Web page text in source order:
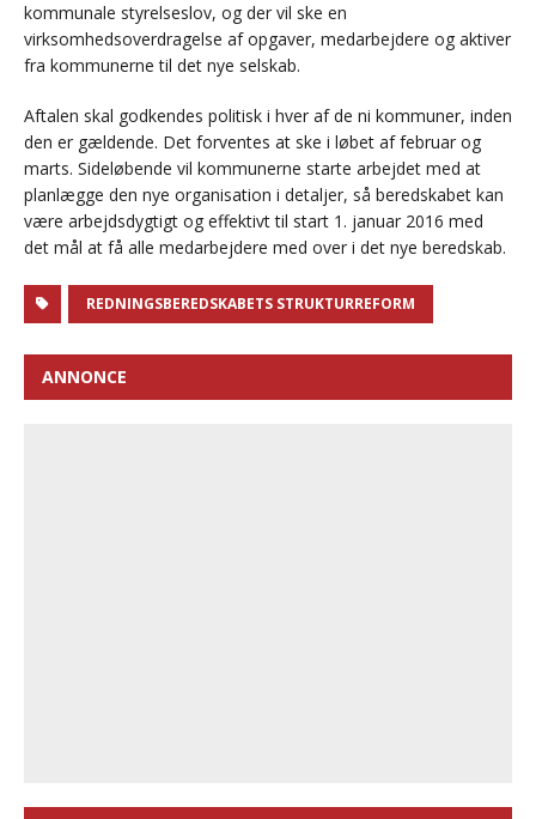
kommunale styrelseslov, og der vil ske en
virksomhedsoverdragelse af opgaver, medarbejdere og aktiver
fra kommunerne til det nye selskab.
Aftalen skal godkendes politisk i hver af de ni kommuner, inden
den er gældende. Det forventes at ske i løbet af februar og
marts. Sideløbende vil kommunerne starte arbejdet med at
planlægge den nye organisation i detaljer, så beredskabet kan
være arbejdsdygtigt og effektivt til start 1. januar 2016 med
det mål at få alle medarbejdere med over i det nye beredskab.
REDNINGSBEREDSKABETS STRUKTURREFORM
ANNONCE